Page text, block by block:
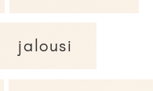
jalousi